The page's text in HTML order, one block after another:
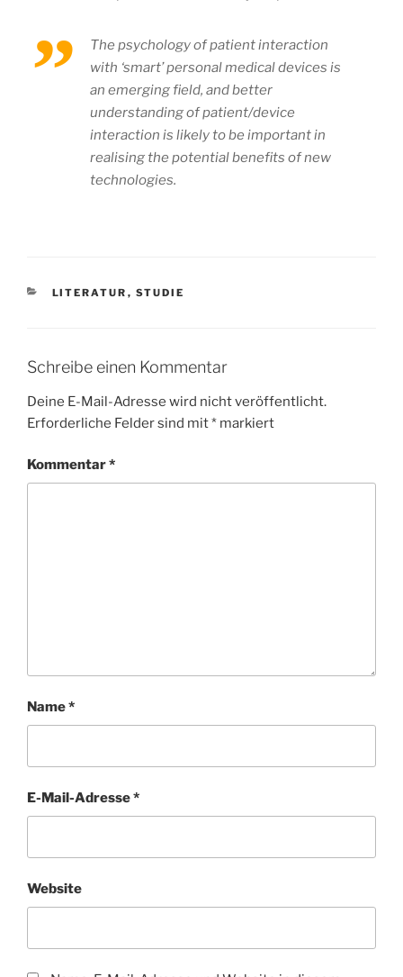
The psychology of patient interaction
with ‘smart’ personal medical devices is
an emerging field, and better
understanding of patient/device
interaction is likely to be important in
realising the potential benefits of new
technologies.
KATEGORIEN
LITERATUR , STUDIE
Schreibe einen Kommentar
Deine E-Mail-Adresse wird nicht veröffentlicht.
Erforderliche Felder sind mit* markiert
Kommentar*
Name*
E-Mail-Adresse*
Website